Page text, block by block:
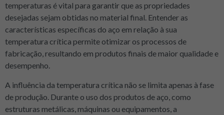
temperaturas é vital para garantir que as propriedades
desejadas sejam obtidas no material final. Entender as
características específicas do aço em relação à sua
temperatura crítica permite otimizar os processos de
fabricação, resultando em produtos finais de maior qualidade e
desempenho.
A influência da temperatura crítica não se limita apenas à fase
de produção. Durante o uso dos produtos de aço, como
estruturas metálicas, máquinas ou equipamentos, a